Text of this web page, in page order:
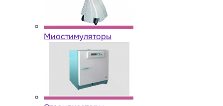
Миостимуляторы